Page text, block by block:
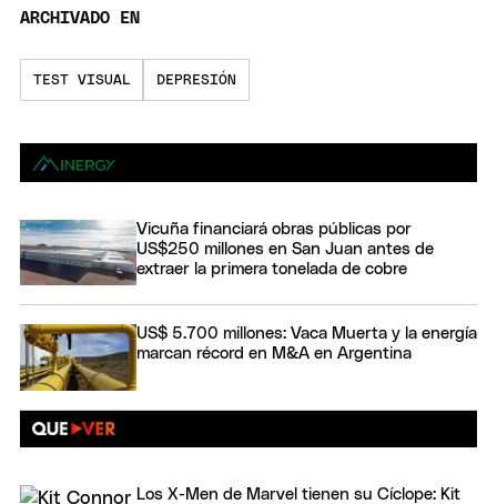
ARCHIVADO EN
TEST VISUAL DEPRESIÓN
Vicuña financiará obras públicas por
US$250 millones en San Juan antes de
extraer la primera tonelada de cobre
US$ 5.700 millones: Vaca Muerta y la energía
marcan récord en M&A en Argentina
Los X-Men de Marvel tienen su Cíclope: Kit